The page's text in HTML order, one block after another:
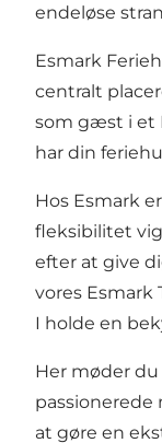
endeløse
Esmark
centralt
som gæst i et
har din
Hos Esmark
fleksibilitet
efter at give
vores Esmark
I holde en
Her møder
passionerede
at gøre en